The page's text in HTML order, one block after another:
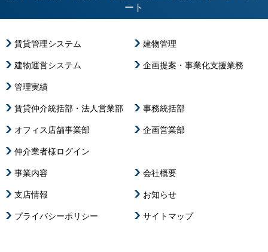
ート
賃貸管理システム 建物管理
建物運営システム 企画提案・事業化支援業務
管理実績
賃貸仲介統括部・法人営業部 事務統括部
オフィス店舗事業部 企画営業部
仲介業者様ログイン
事業内容 会社概要
支店情報 お知らせ
プライバシーポリシー サイトマップ